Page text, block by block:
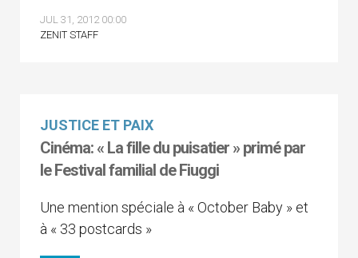
JUL 31, 2012 00:00
ZENIT STAFF
JUSTICE ET PAIX
Cinéma: « La fille du puisatier » primé par
le Festival familial de Fiuggi
Une mention spéciale à « October Baby » et
à « 33 postcards »